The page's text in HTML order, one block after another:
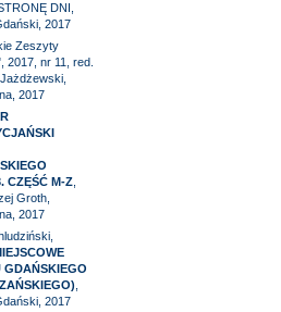
DNI,
2017
Zeszyty
2017, nr 11, red.
2017
CZĘŚĆ M-Z,
Groth,
2017
GDAŃSKIEGO
2017